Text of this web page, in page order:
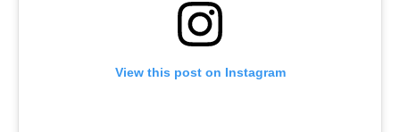
View this post on Instagram